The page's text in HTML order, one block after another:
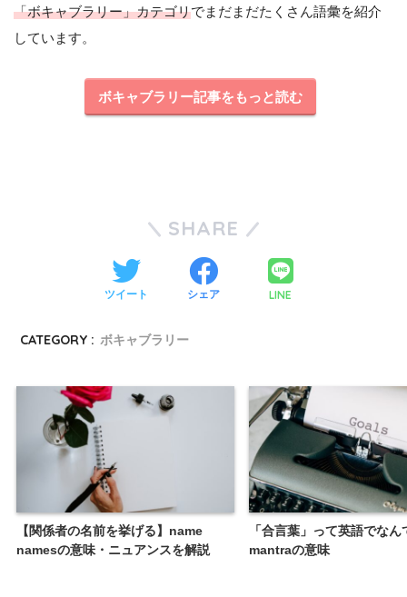
「ボキャブラリー」カテゴリでまだまだたくさん語彙を紹介
しています。
ボキャブラリー記事をもっと読む
SHARE
ツイート シェア LINE
CATEGORY : ボキャブラリー
【関係者の名前を挙げる】name
namesの意味・ニュアンスを解説
「合言葉」って英語でなん
mantraの意味